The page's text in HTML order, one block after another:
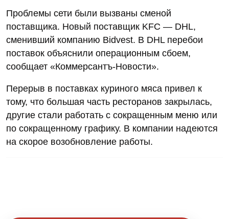
Проблемы сети были вызваны сменой
поставщика. Новый поставщик KFC — DHL,
сменивший компанию Bidvest. В DHL перебои
поставок объяснили операционным сбоем,
сообщает «Коммерсантъ-Новости».
Перерыв в поставках куриного мяса привел к
тому, что большая часть ресторанов закрылась,
другие стали работать с сокращенным меню или
по сокращенному графику. В компании надеются
на скорое возобновление работы.